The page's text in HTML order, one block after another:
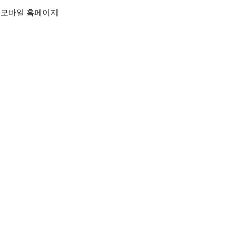
모바일 홈페이지